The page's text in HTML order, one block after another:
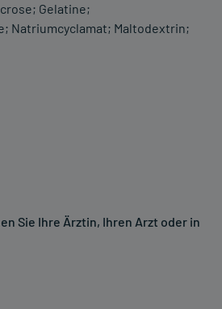
Gelatine;
Natriumcyclamat; Maltodextrin;
Sie Ihre Ärztin, Ihren Arzt oder in